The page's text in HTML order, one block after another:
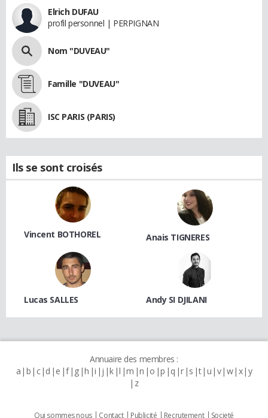
Elrich DUFAU
profil personnel | PERPIGNAN
Nom "DUVEAU"
Famille "DUVEAU"
ISC PARIS (PARIS)
Ils se sont croisés
Vincent BOTHOREL Anais TIGNERES
Lucas SALLES Andy SI DJILANI
Annuaire des membres :
a b c d e f g h i j k l m n o p q r s t u v w x y
z
Qui sommes nous Contact Publicité Recrutement Societé